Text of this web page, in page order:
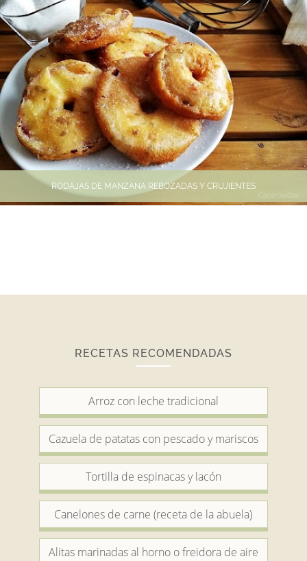
RODAJAS DE MANZANA REBOZADAS Y CRUJIENTES
RECETAS RECOMENDADAS
Arroz con leche tradicional
Cazuela de patatas con pescado y mariscos
Tortilla de espinacas y lacón
Canelones de carne (receta de la abuela)
Alitas marinadas al horno o freidora de aire